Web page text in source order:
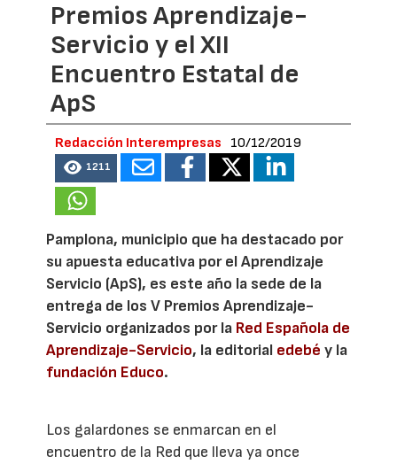
Premios Aprendizaje-
Servicio y el XII
Encuentro Estatal de
ApS
Redacción Interempresas 10/12/2019
1211
Pamplona, municipio que ha destacado por
su apuesta educativa por el Aprendizaje
Servicio (ApS), es este año la sede de la
entrega de los V Premios Aprendizaje-
Servicio organizados por la Red Española de
Aprendizaje-Servicio, la editorial edebé y la
fundación Educo.
Los galardones se enmarcan en el
encuentro de la Red que lleva ya once